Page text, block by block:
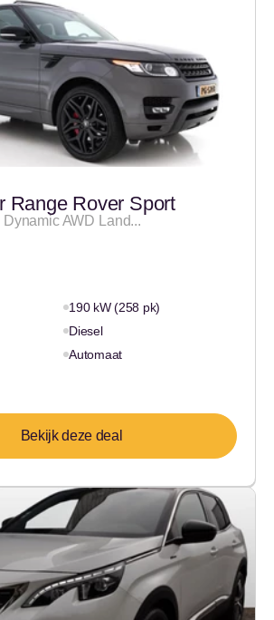
Range Rover Sport
AWD Land...
190 kW (258 pk)
Diesel
Automaat
Bekijk deze deal